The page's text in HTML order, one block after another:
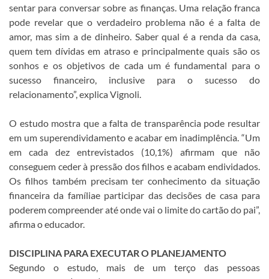
sentar para conversar sobre as finanças. Uma relação franca
pode revelar que o verdadeiro problema não é a falta de
amor, mas sim a de dinheiro. Saber qual é a renda da casa,
quem tem dívidas em atraso e principalmente quais são os
sonhos e os objetivos de cada um é fundamental para o
sucesso financeiro, inclusive para o sucesso do
relacionamento”, explica Vignoli.
O estudo mostra que a falta de transparência pode resultar
em um superendividamento e acabar em inadimplência. “Um
em cada dez entrevistados (10,1%) afirmam que não
conseguem ceder à pressão dos filhos e acabam endividados.
Os filhos também precisam ter conhecimento da situação
financeira da famíliae participar das decisões de casa para
poderem compreender até onde vai o limite do cartão do pai”,
afirma o educador.
DISCIPLINA PARA EXECUTAR O PLANEJAMENTO
Segundo o estudo, mais de um terço das pessoas